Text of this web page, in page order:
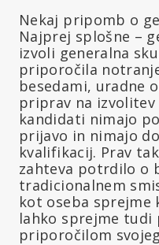
Nekaj pripomb o
Najprej splošne –
izvoli generalna
priporočila
besedami, uradne
priprav na
kandidati nimajo
prijavo in nimajo
kvalifikacij. Prav
zahteva potrdilo o
tradicionalnem
kot oseba sprejme
lahko sprejme
priporočilom